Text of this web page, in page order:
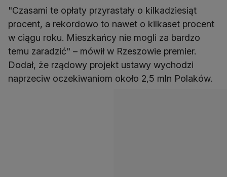
"Czasami te opłaty przyrastały o kilkadziesiąt
procent, a rekordowo to nawet o kilkaset procent
w ciągu roku. Mieszkańcy nie mogli za bardzo
temu zaradzić" – mówił w Rzeszowie premier.
Dodał, że rządowy projekt ustawy wychodzi
naprzeciw oczekiwaniom około 2,5 mln Polaków.